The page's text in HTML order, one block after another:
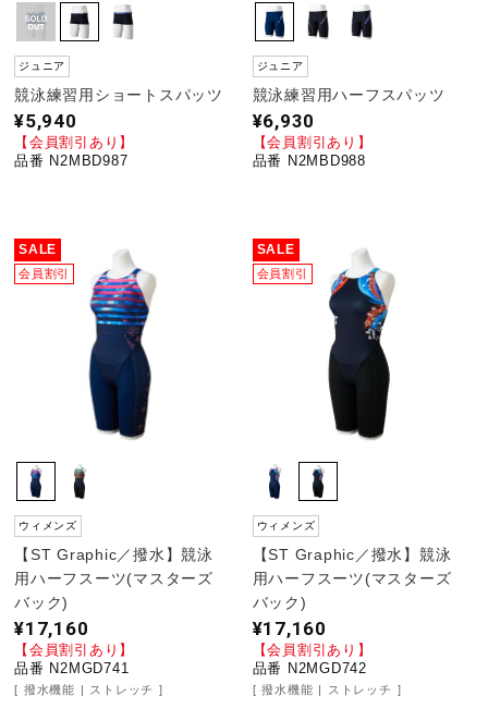
ジュニア
競泳練習用ショートスパッツ
¥5,940
【会員割引あり】
品番 N2MBD987
ジュニア
競泳練習用ハーフスパッツ
¥6,930
【会員割引あり】
品番 N2MBD988
SALE
会員割引
ウィメンズ
【ST Graphic／撥水】競泳
用ハーフスーツ(マスターズ
バック)
¥17,160
【会員割引あり】
品番 N2MGD741
撥水機能 ストレッチ
SALE
会員割引
ウィメンズ
【ST Graphic／撥水】競泳
用ハーフスーツ(マスターズ
バック)
¥17,160
【会員割引あり】
品番 N2MGD742
撥水機能 ストレッチ